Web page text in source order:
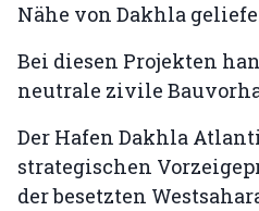
Nähe von Dakhla
Bei diesen Projekten
neutrale zivile
Der Hafen Dakhla
strategischen
der besetzten